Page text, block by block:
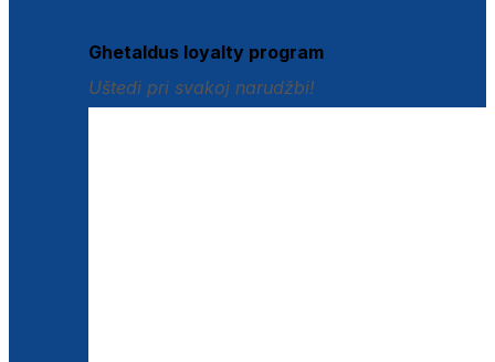
Ghetaldus loyalty program
Uštedi pri svakoj narudžbi!